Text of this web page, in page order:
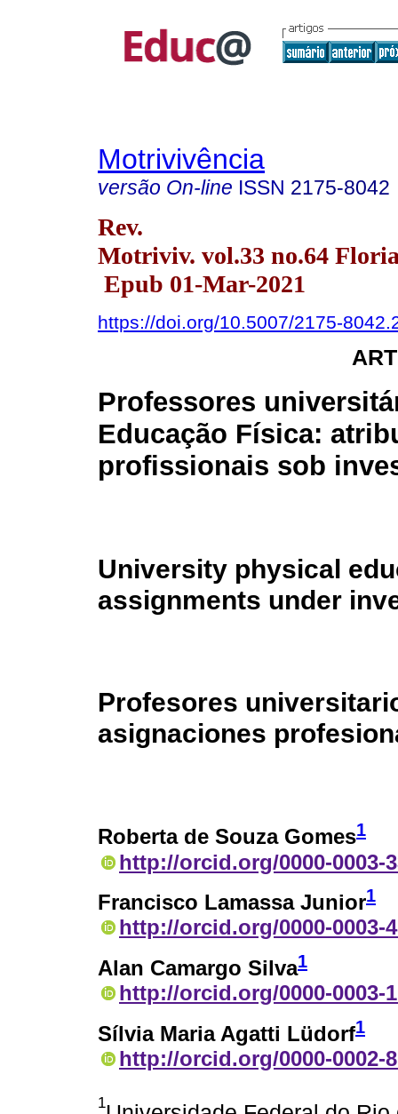
Motrivivência
versão On-line ISSN 2175-8042
Rev.
Motriviv. vol.33 no.64
Epub 01-Mar-2021
https://doi.org/10.5007/2175-
Professores
Educação Física:
profissionais sob
University physical
assignments under
Profesores
asignaciones
Roberta de Souza Gomes1
http://orcid.org/0000-0003-
Francisco Lamassa Junior1
http://orcid.org/0000-0003-
Alan Camargo Silva1
http://orcid.org/0000-0003-
Sílvia Maria Agatti Lüdorf1
http://orcid.org/0000-0002-
1